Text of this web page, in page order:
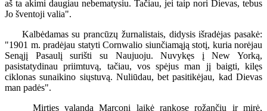
aš ta akimi daugiau nebematysiu. Tačiau, jei taip nori Dievas, tebus
Jo šventoji valia".
Kalbėdamas su prancūzų žurnalistais, didysis išradėjas pasakė:
"1901 m. pradėjau statyti Cornwalio siunčiamąją stotį, kuria norėjau
Senąjį Pasaulį surišti su Naujuoju. Nuvykęs į New Yorką,
pasistatydinau priimtuvą, tačiau, vos spėjus man jį baigti, kilęs
ciklonas sunaikino siųstuvą. Nuliūdau, bet pasitikėjau, kad Dievas
man padės".
Mirties valandą Marconi laikė rankose rožančių ir mirė,